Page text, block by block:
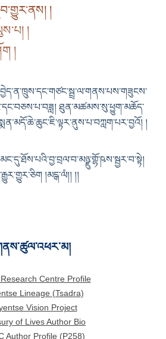
།
།
།
ཐུན་མཚམས་སུ་ཕྱུག་མཆོད་
།
།མངྒ་ལཾ།། །།
Centre Profile
Lineage (Tsadra)
Vision Project
of Lives Author Bio
Author Profile (P258)